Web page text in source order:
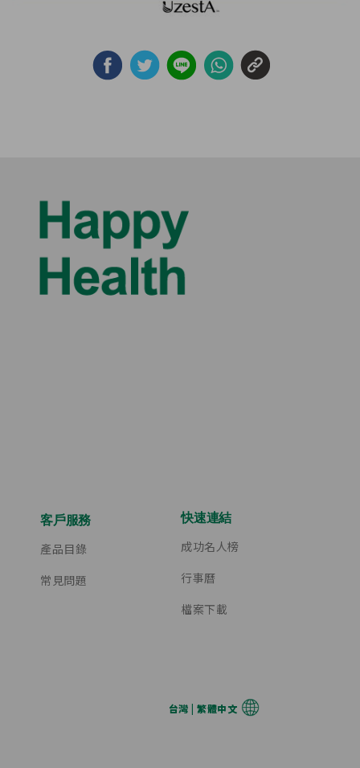
客戶服務
產品目錄
常見問題
快速連結
成功名人榜
行事曆
檔案下載
台灣 | 繁體中文